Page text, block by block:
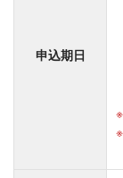
申込期日